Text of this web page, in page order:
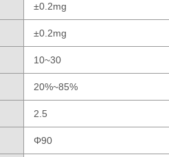
±0.2mg
±0.2mg
10~30
20%~85%
2.5
Φ90